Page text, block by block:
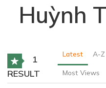
Huỳnh
1
RESULT
Latest A-Z
Most Views